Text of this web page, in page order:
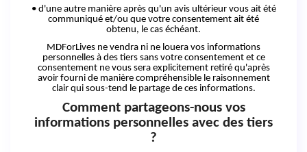
• d'une autre manière après qu'un avis ultérieur vous ait été
communiqué et/ou que votre consentement ait été
obtenu, le cas échéant.
MDForLives ne vendra ni ne louera vos informations
personnelles à des tiers sans votre consentement et ce
consentement ne vous sera explicitement retiré qu'après
avoir fourni de manière compréhensible le raisonnement
clair qui sous-tend le partage de ces informations.
Comment partageons-nous vos
informations personnelles avec des tiers
?